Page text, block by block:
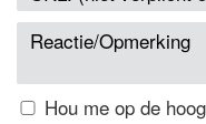
Hou me op de